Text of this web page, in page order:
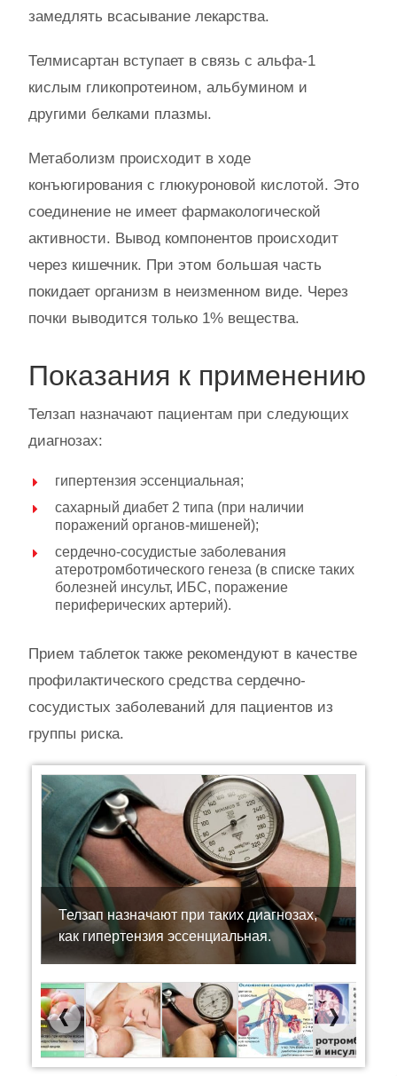
замедлять всасывание лекарства.
Телмисартан вступает в связь с альфа-1
кислым гликопротеином, альбумином и
другими белками плазмы.
Метаболизм происходит в ходе
конъюгирования с глюкуроновой кислотой. Это
соединение не имеет фармакологической
активности. Вывод компонентов происходит
через кишечник. При этом большая часть
покидает организм в неизменном виде. Через
почки выводится только 1% вещества.
Показания к применению
Телзап назначают пациентам при следующих
диагнозах:
гипертензия эссенциальная;
сахарный диабет 2 типа (при наличии
поражений органов-мишеней);
сердечно-сосудистые заболевания
атеротромботического генеза (в списке таких
болезней инсульт, ИБС, поражение
периферических артерий).
Прием таблеток также рекомендуют в качестве
профилактического средства сердечно-
сосудистых заболеваний для пациентов из
группы риска.
Телзап назначают при таких диагнозах,
как гипертензия эссенциальная.
Previous Next